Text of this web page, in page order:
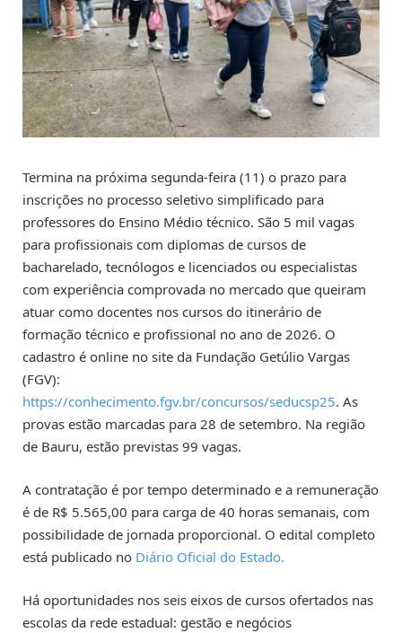
Termina na próxima segunda-feira (11) o prazo para
inscrições no processo seletivo simplificado para
professores do Ensino Médio técnico. São 5 mil vagas
para profissionais com diplomas de cursos de
bacharelado, tecnólogos e licenciados ou especialistas
com experiência comprovada no mercado que queiram
atuar como docentes nos cursos do itinerário de
formação técnico e profissional no ano de 2026. O
cadastro é online no site da Fundação Getúlio Vargas
(FGV):
https://conhecimento.fgv.br/concursos/seducsp25. As
provas estão marcadas para 28 de setembro. Na região
de Bauru, estão previstas 99 vagas.
A contratação é por tempo determinado e a remuneração
é de R$ 5.565,00 para carga de 40 horas semanais, com
possibilidade de jornada proporcional. O edital completo
está publicado no Diário Oficial do Estado.
Há oportunidades nos seis eixos de cursos ofertados nas
escolas da rede estadual: gestão e negócios